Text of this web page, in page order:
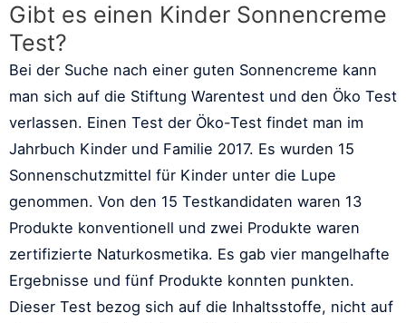
Gibt es einen Kinder Sonnencreme
Test?
Bei der Suche nach einer guten Sonnencreme kann
man sich auf die Stiftung Warentest und den Öko Test
verlassen. Einen Test der Öko-Test findet man im
Jahrbuch Kinder und Familie 2017. Es wurden 15
Sonnenschutzmittel für Kinder unter die Lupe
genommen. Von den 15 Testkandidaten waren 13
Produkte konventionell und zwei Produkte waren
zertifizierte Naturkosmetika. Es gab vier mangelhafte
Ergebnisse und fünf Produkte konnten punkten.
Dieser Test bezog sich auf die Inhaltsstoffe, nicht auf